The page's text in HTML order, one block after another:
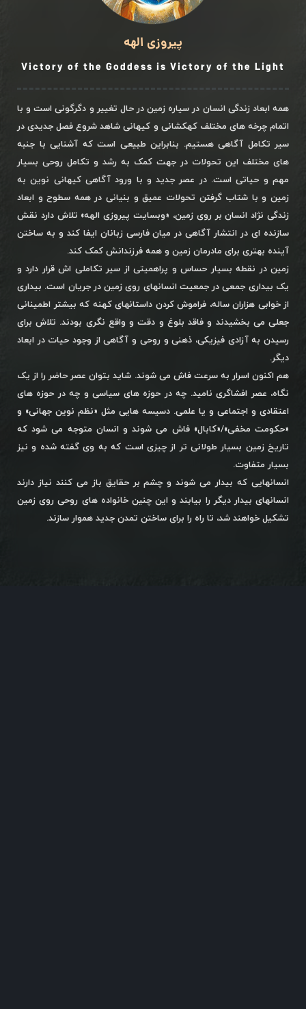
پیروزی الهه
Victory of the Goddess is Victory of the Light
همه ابعاد زندگی انسان در سیاره زمین در حال تغییر و دگرگونی است و با
اتمام چرخه های مختلف کهکشانی و کیهانی شاهد شروع فصل جدیدی در
سیر تکامل آگاهی هستیم. بنابراین طبیعی است که آشنایی با جنبه
های مختلف این تحولات در جهت کمک به رشد و تکامل روحی بسیار
مهم و حیاتی است. در عصر جدید و با ورود آگاهی کیهانی نوین به
زمین و با شتاب گرفتن تحولات عمیق و بنیانی در همه سطوح و ابعاد
زندگی نژاد انسان بر روی زمین، «وبسایت پیروزی الهه» تلاش دارد نقش
سازنده ای در انتشار آگاهی در میان فارسی زبانان ایفا کند و به ساختن
آینده بهتری برای مادرمان زمین و همه فرزندانش کمک کند.
زمین در نقطه بسیار حساس و پراهمیتی از سیر تکاملی اش قرار دارد و
یک بیداری جمعی در جمعیت انسانهای روی زمین در جریان است. بیداری
از خوابی هزاران ساله، فراموش کردن داستانهای کهنه که بیشتر اطمینانی
جعلی می بخشیدند و فاقد بلوغ و دقت و واقع نگری بودند. تلاش برای
رسیدن به آزادی فیزیکی، ذهنی و روحی و آگاهی از وجود حیات در ابعاد
دیگر.
هم اکنون اسرار به سرعت فاش می شوند. شاید بتوان عصر حاضر را از یک
نگاه، عصر افشاگری نامید. چه در حوزه های سیاسی و چه در حوزه های
اعتقادی و اجتماعی و یا علمی. دسیسه هایی مثل «نظم نوین جهانی» و
«حکومت مخفی»/«کابال» فاش می شوند و انسان متوجه می شود که
تاریخ زمین بسیار طولانی تر از چیزی است که به وی گفته شده و نیز
بسیار متفاوت.
انسانهایی که بیدار می شوند و چشم بر حقایق باز می کنند نیاز دارند
انسانهای بیدار دیگر را بیابند و این چنین خانواده های روحی روی زمین
تشکیل خواهند شد، تا راه را برای ساختن تمدن جدید هموار سازند.